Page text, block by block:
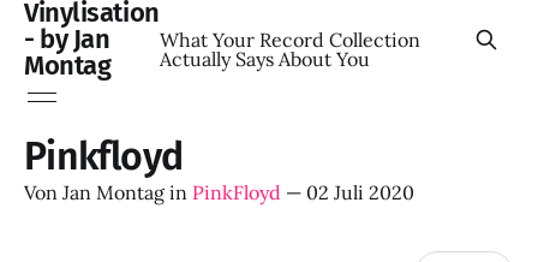
Vinylisation
- by Jan
Montag
What Your Record Collection
Actually Says About You
Pinkfloyd
Von Jan Montag in PinkFloyd — 02 Juli 2020